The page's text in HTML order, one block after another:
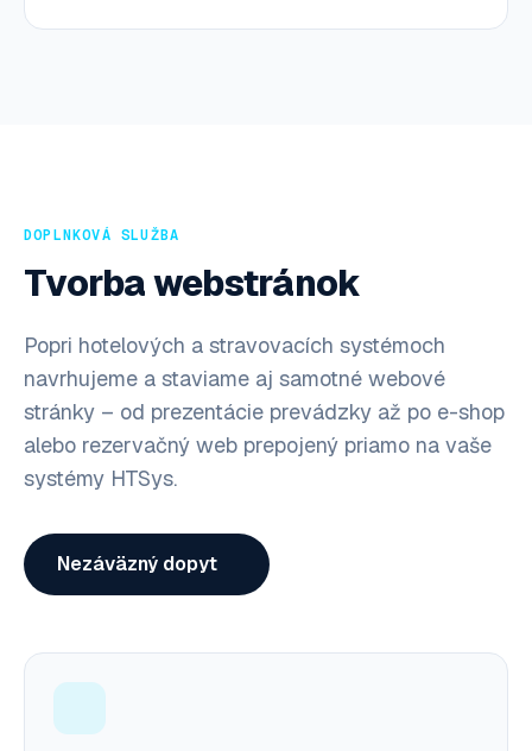
DOPLNKOVÁ SLUŽBA
Tvorba webstránok
Popri hotelových a stravovacích systémoch
navrhujeme a staviame aj samotné webové
stránky – od prezentácie prevádzky až po e-shop
alebo rezervačný web prepojený priamo na vaše
systémy HTSys.
Nezáväzný dopyt